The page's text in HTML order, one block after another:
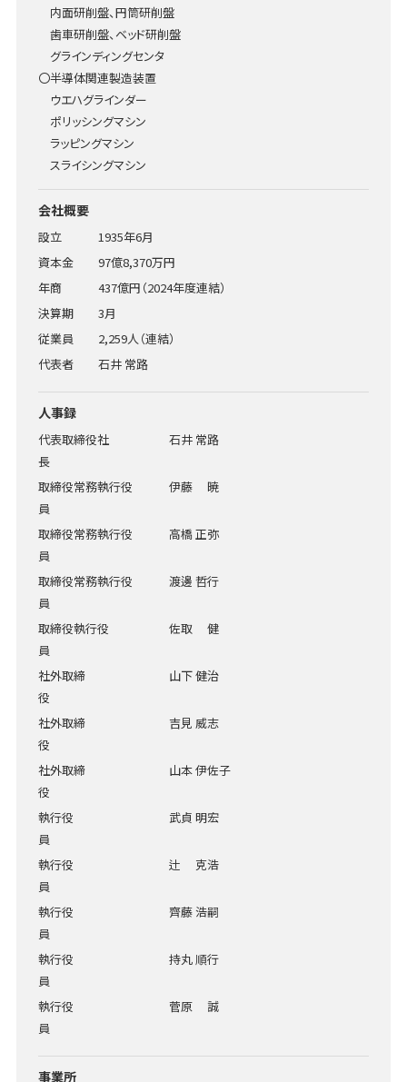
内面研削盤、円筒研削盤
歯車研削盤、ベッド研削盤
グラインディングセンタ
〇半導体関連製造装置
ウエハグラインダー
ポリッシングマシン
ラッピングマシン
スライシングマシン
会社概要
設立
1935年6月
資本金
97億8,370万円
年商
437億円（2024年度連結）
決算期
3月
従業員
2,259人（連結）
代表者
石井 常路
人事録
代表取締役社
長
石井 常路
取締役常務執行役
員
伊藤 暁
取締役常務執行役
員
高橋 正弥
取締役常務執行役
員
渡邊 哲行
取締役執行役
員
佐取 健
社外取締
役
山下 健治
社外取締
役
吉見 威志
社外取締
役
山本 伊佐子
執行役
員
武貞 明宏
執行役
員
辻 克浩
執行役
員
齊藤 浩嗣
執行役
員
持丸 順行
執行役
員
菅原 誠
事業所